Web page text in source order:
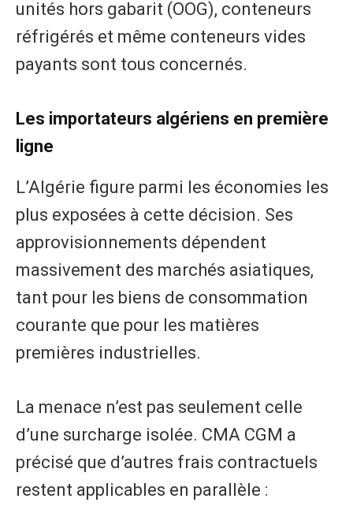
unités hors gabarit (OOG), conteneurs
réfrigérés et même conteneurs vides
payants sont tous concernés.
Les importateurs algériens en première
ligne
L’Algérie figure parmi les économies les
plus exposées à cette décision. Ses
approvisionnements dépendent
massivement des marchés asiatiques,
tant pour les biens de consommation
courante que pour les matières
premières industrielles.
La menace n’est pas seulement celle
d’une surcharge isolée. CMA CGM a
précisé que d’autres frais contractuels
restent applicables en parallèle :